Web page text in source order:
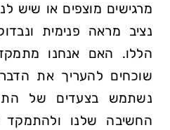
מרגישים מוצפים או שיש
נציב מראה פנימית
הללו. האם אנחנו
שוכחים להעריך את
נשתמש בצעדים של
החשיבה שלנו ולהתמקד